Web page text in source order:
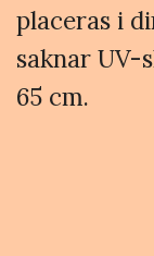
placeras i
saknar UV-
65 cm.